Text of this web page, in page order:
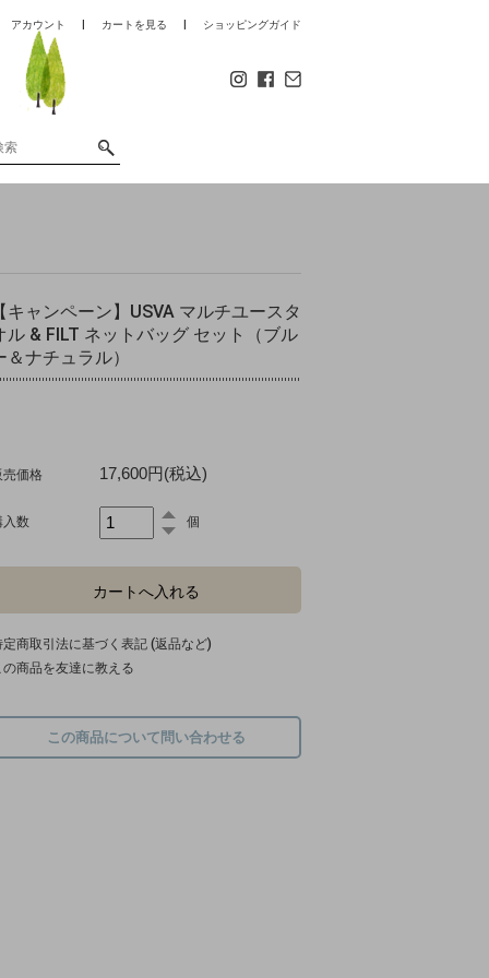
アカウント カートを見る ショッピングガイド
キャンペーン】USVA マルチユースタ
ル & FILT ネットバッグ セット（ブル
＆ナチュラル）
売価格 17,600円(税込)
入数 個
定商取引法に基づく表記 (返品など)
の商品を友達に教える
この商品について問い合わせる